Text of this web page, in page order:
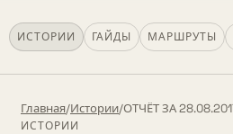
ИСТОРИИ ГАЙДЫ МАРШРУТЫ
Главная/Истории/ОТЧЁТ ЗА
ИСТОРИИ